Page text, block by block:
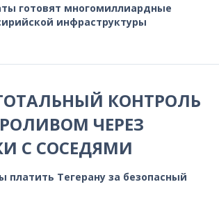
готовят многомиллиардные
инфраструктуры
КОНТРОЛЬ
ЧЕРЕЗ
С СОСЕДЯМИ
Тегерану за безопасный